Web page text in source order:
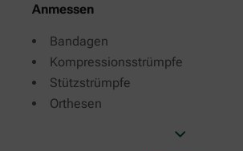
Anmessen
Bandagen
Kompressionsstrümpfe
Stützstrümpfe
Orthesen